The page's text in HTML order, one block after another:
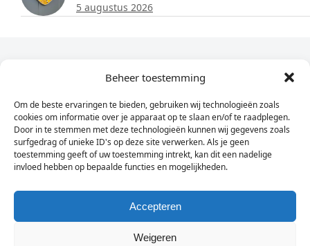
Beheer toestemming
Om de beste ervaringen te bieden, gebruiken wij technologieën zoals
cookies om informatie over je apparaat op te slaan en/of te raadplegen.
Door in te stemmen met deze technologieën kunnen wij gegevens zoals
surfgedrag of unieke ID's op deze site verwerken. Als je geen
toestemming geeft of uw toestemming intrekt, kan dit een nadelige
invloed hebben op bepaalde functies en mogelijkheden.
Accepteren
Weigeren
5 augustus 2026
Dagelijks het laatste nieuws in je e-mail?
Vul
hier
je
e-
mailadres
in
Sign Up